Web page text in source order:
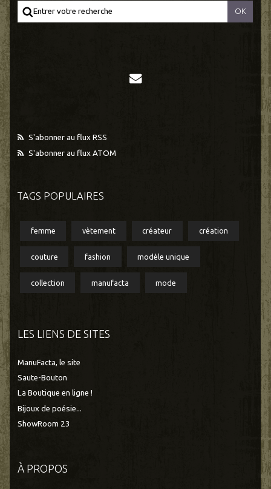
S'abonner au flux RSS
S'abonner au flux ATOM
TAGS POPULAIRES
femme vètement créateur création
couture fashion modèle unique
collection manufacta mode
LES LIENS DE SITES
ManuFacta, le site
Saute-Bouton
La Boutique en ligne !
Bijoux de poésie...
ShowRoom 23
À PROPOS